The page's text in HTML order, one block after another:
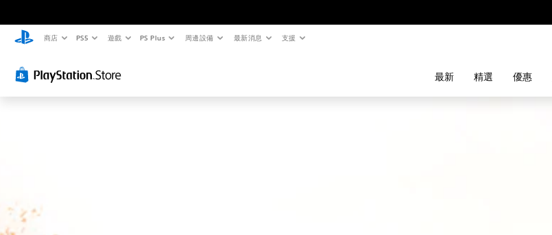
商店 PS5 遊戲 PS Plus 周邊設備 最新消息 支援
最新 精選 優惠